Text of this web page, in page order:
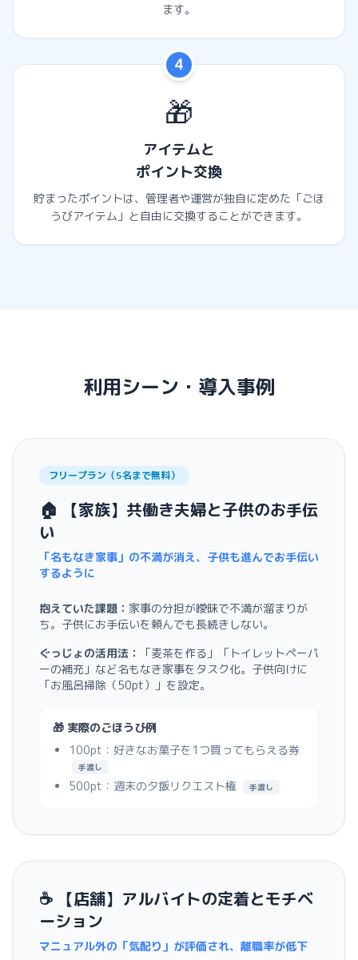
ます。
4
🎁
アイテムと
ポイント交換
貯まったポイントは、管理者や運営が独自に定めた「ごほ
うびアイテム」と自由に交換することができます。
利用シーン・導入事例
フリープラン（5名まで無料）
🏠 【家族】共働き夫婦と子供のお手伝
い
「名もなき家事」の不満が消え、子供も進んでお手伝い
するように
抱えていた課題： 家事の分担が曖昧で不満が溜まりが
ち。子供にお手伝いを頼んでも長続きしない。
ぐっじょの活用法：
「麦茶を作る」「トイレットペーパ
ーの補充」など名もなき家事をタスク化。子供向けに
「お風呂掃除（50pt）」を設定。
🎁 実際のごほうび例
100pt：好きなお菓子を1つ買ってもらえる券
手渡し
500pt：週末の夕飯リクエスト権 手渡し
☕️ 【店舗】アルバイトの定着とモチベ
ーション
マニュアル外の「気配り」が評価され、離職率が低下